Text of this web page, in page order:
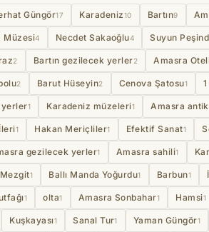
Güngör17 Karadeniz10 Bartın9
Müzesi4 Necdet Sakaoğlu4 Suyun
2 Bartın gezilecek yerler2 Amasra
2 Barut Hüseyin2 Cenova Şatosu1
1 Karadeniz müzeleri1 Amasra
1 Hakan Meriçliler1 Efektif Sanat1
gezilecek yerler1 Amasra sahili1
Mezgit1 Ballı Manda Yoğurdu1 Barbun1
1 olta1 Amasra Sonbahar1 Hamsi1
Kuşkayası1 Sanal Tur1 Yaman Güngör1